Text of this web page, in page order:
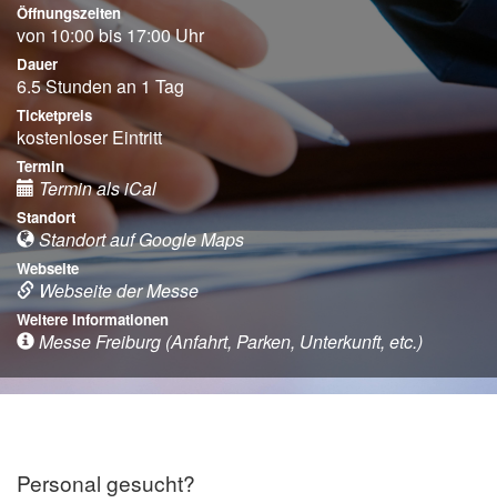
Öffnungszeiten
von 10:00 bis 17:00 Uhr
Dauer
6.5 Stunden an 1 Tag
Ticketpreis
kostenloser Eintritt
Termin
Termin als iCal
Standort
Standort auf Google Maps
Webseite
Webseite der Messe
Weitere Informationen
Messe Freiburg (Anfahrt, Parken, Unterkunft, etc.)
Personal gesucht?